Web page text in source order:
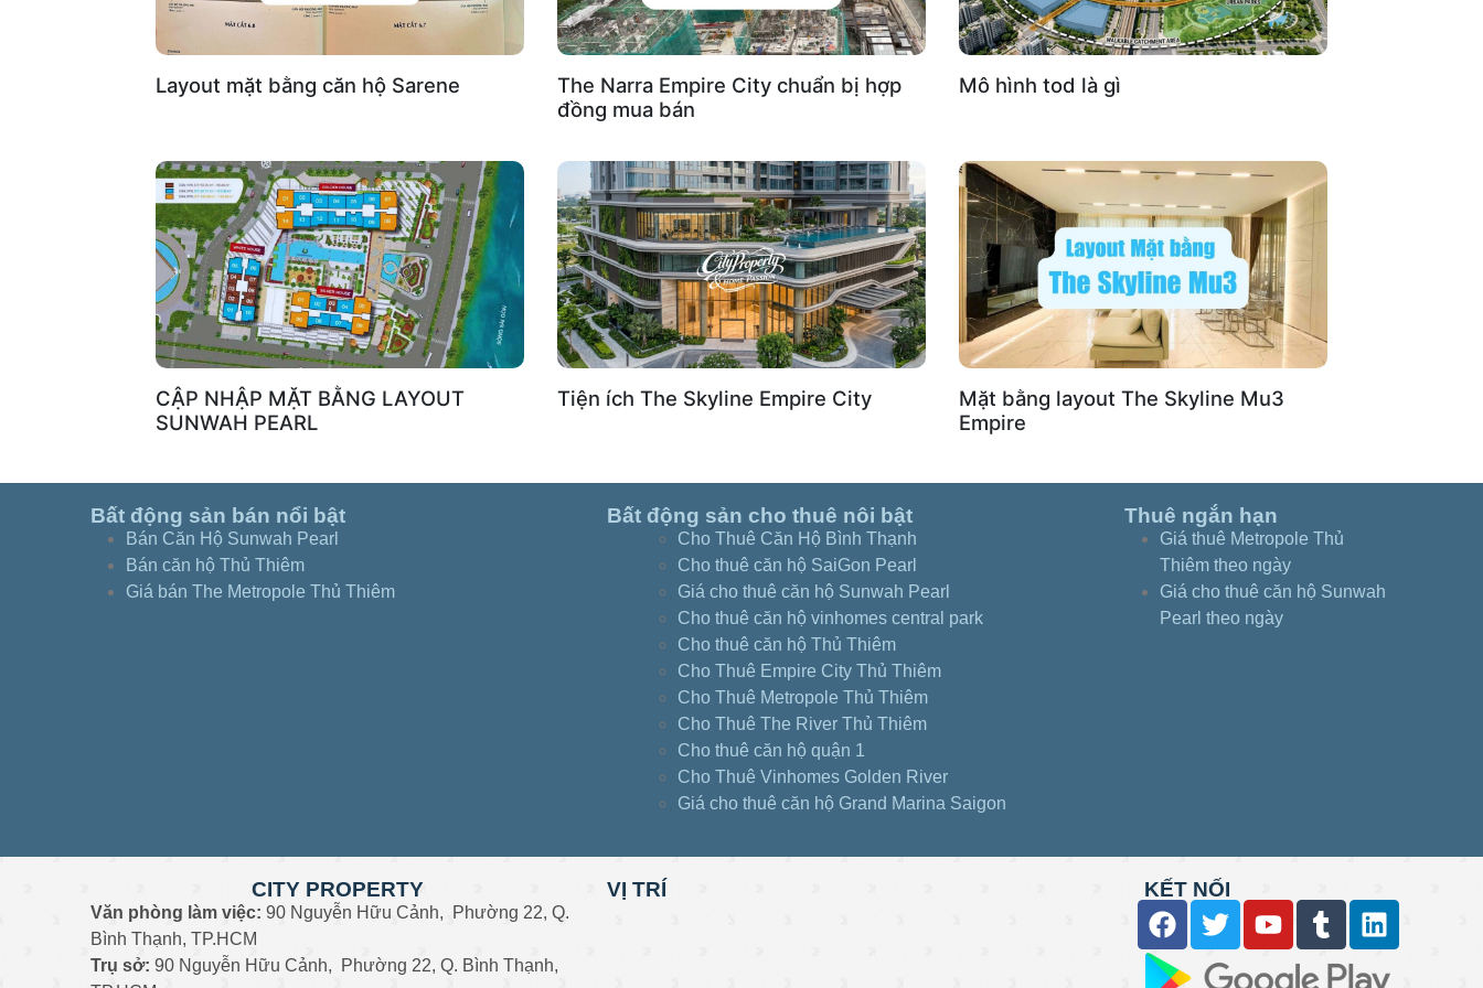
Layout mặt bằng căn hộ Sarene
The Narra Empire City chuẩn bị hợp
đồng mua bán
Mô hình tod là gì
CẬP NHẬP MẶT BẰNG LAYOUT
SUNWAH PEARL
Tiện ích The Skyline Empire City
Mặt bằng layout The Skyline Mu3
Empire
Bất động sản bán nổi bật
Bán Căn Hộ Sunwah Pearl
Bán căn hộ Thủ Thiêm
Giá bán The Metropole Thủ Thiêm
Bất động sản cho thuê nôi bật
Cho Thuê Căn Hộ Bình Thạnh
Cho thuê căn hộ SaiGon Pearl
Giá cho thuê căn hộ Sunwah Pearl
Cho thuê căn hộ vinhomes central park
Cho thuê căn hộ Thủ Thiêm
Cho Thuê Empire City Thủ Thiêm
Cho Thuê Metropole Thủ Thiêm
Cho Thuê The River Thủ Thiêm
Cho thuê căn hộ quận 1
Cho Thuê Vinhomes Golden River
Giá cho thuê căn hộ Grand Marina Saigon
Thuê ngắn hạn
Giá thuê Metropole Thủ
Thiêm theo ngày
Giá cho thuê căn hộ Sunwah
Pearl theo ngày
CITY PROPERTY
Văn phòng làm việc: 90 Nguyễn Hữu Cảnh, Phường 22, Q.
Bình Thạnh, TP.HCM
Trụ sở: 90 Nguyễn Hữu Cảnh, Phường 22, Q. Bình Thạnh,
VỊ TRÍ KẾT NỐI